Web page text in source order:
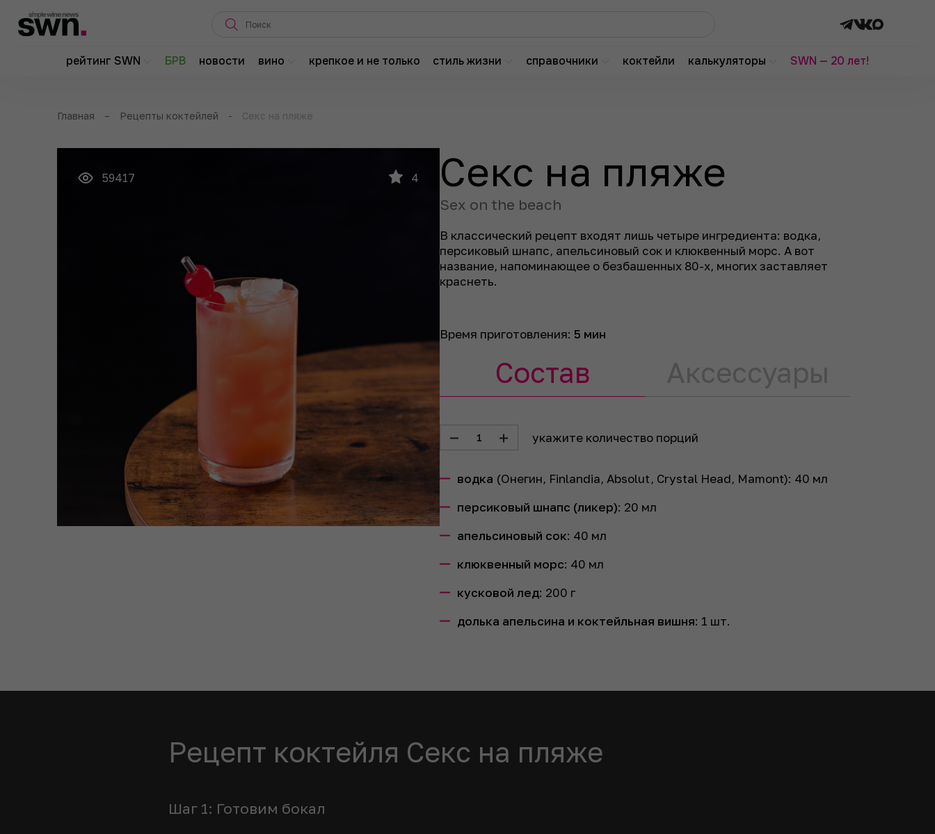
рейтинг SWN БРВ новости вино крепкое и не только стиль жизни справочники коктейли калькуляторы SWN — 20 лет!
Главная – Рецепты коктейлей - Секс на пляже
59417 4 Секс на пляже
Sex on the beach
В классический рецепт входят лишь четыре ингредиента: водка,
персиковый шнапс, апельсиновый сок и клюквенный морс. А вот
название, напоминающее о безбашенных 80-х, многих заставляет
краснеть.
Время приготовления: 5 мин
Состав Аксессуары
1 укажите количество порций
водка (Онегин, Finlandia, Absolut, Crystal Head, Mamont): 40 мл
персиковый шнапс (ликер): 20 мл
апельсиновый сок: 40 мл
клюквенный морс: 40 мл
кусковой лед: 200 г
долька апельсина и коктейльная вишня: 1 шт.
Рецепт коктейля Секс на пляже
Шаг 1: Готовим бокал